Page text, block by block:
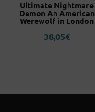
Ultimate Nightmare
Demon An American
Werewolf in London
38,05€